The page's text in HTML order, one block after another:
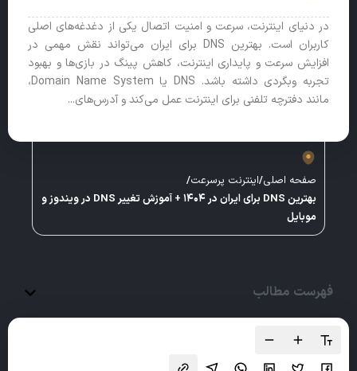
در دنیای اینترنت، سرعت و امنیت اتصال یکی از دغدغه‌های اصلی
کاربران است. بهترین DNS برای ایران می‌تواند نقش مهمی در
افزایش سرعت و پایداری اینترنت، کاهش پینگ در بازی‌ها و بهبود
تجربه وبگردی داشته باشد. DNS یا Domain Name System،
مانند دفترچه تلفنی برای اینترنت عمل می‌کند و آدرس‌های...
صفحه اصلی/اینترنت پرسرعت/
بهترین DNS برای ایران در ۱۴۰۴ + آموزش تغییر DNS در ویندوز و
موبایل
فهرست مطالب